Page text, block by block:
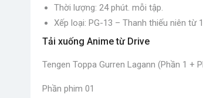
Thời lượng: 24 phút. mỗi tập.
Xếp loại: PG-13 – Thanh thiếu niên từ
Tải xuống Anime từ Drive
Tengen Toppa Gurren Lagann (Phần 1 +
Phần phim 01